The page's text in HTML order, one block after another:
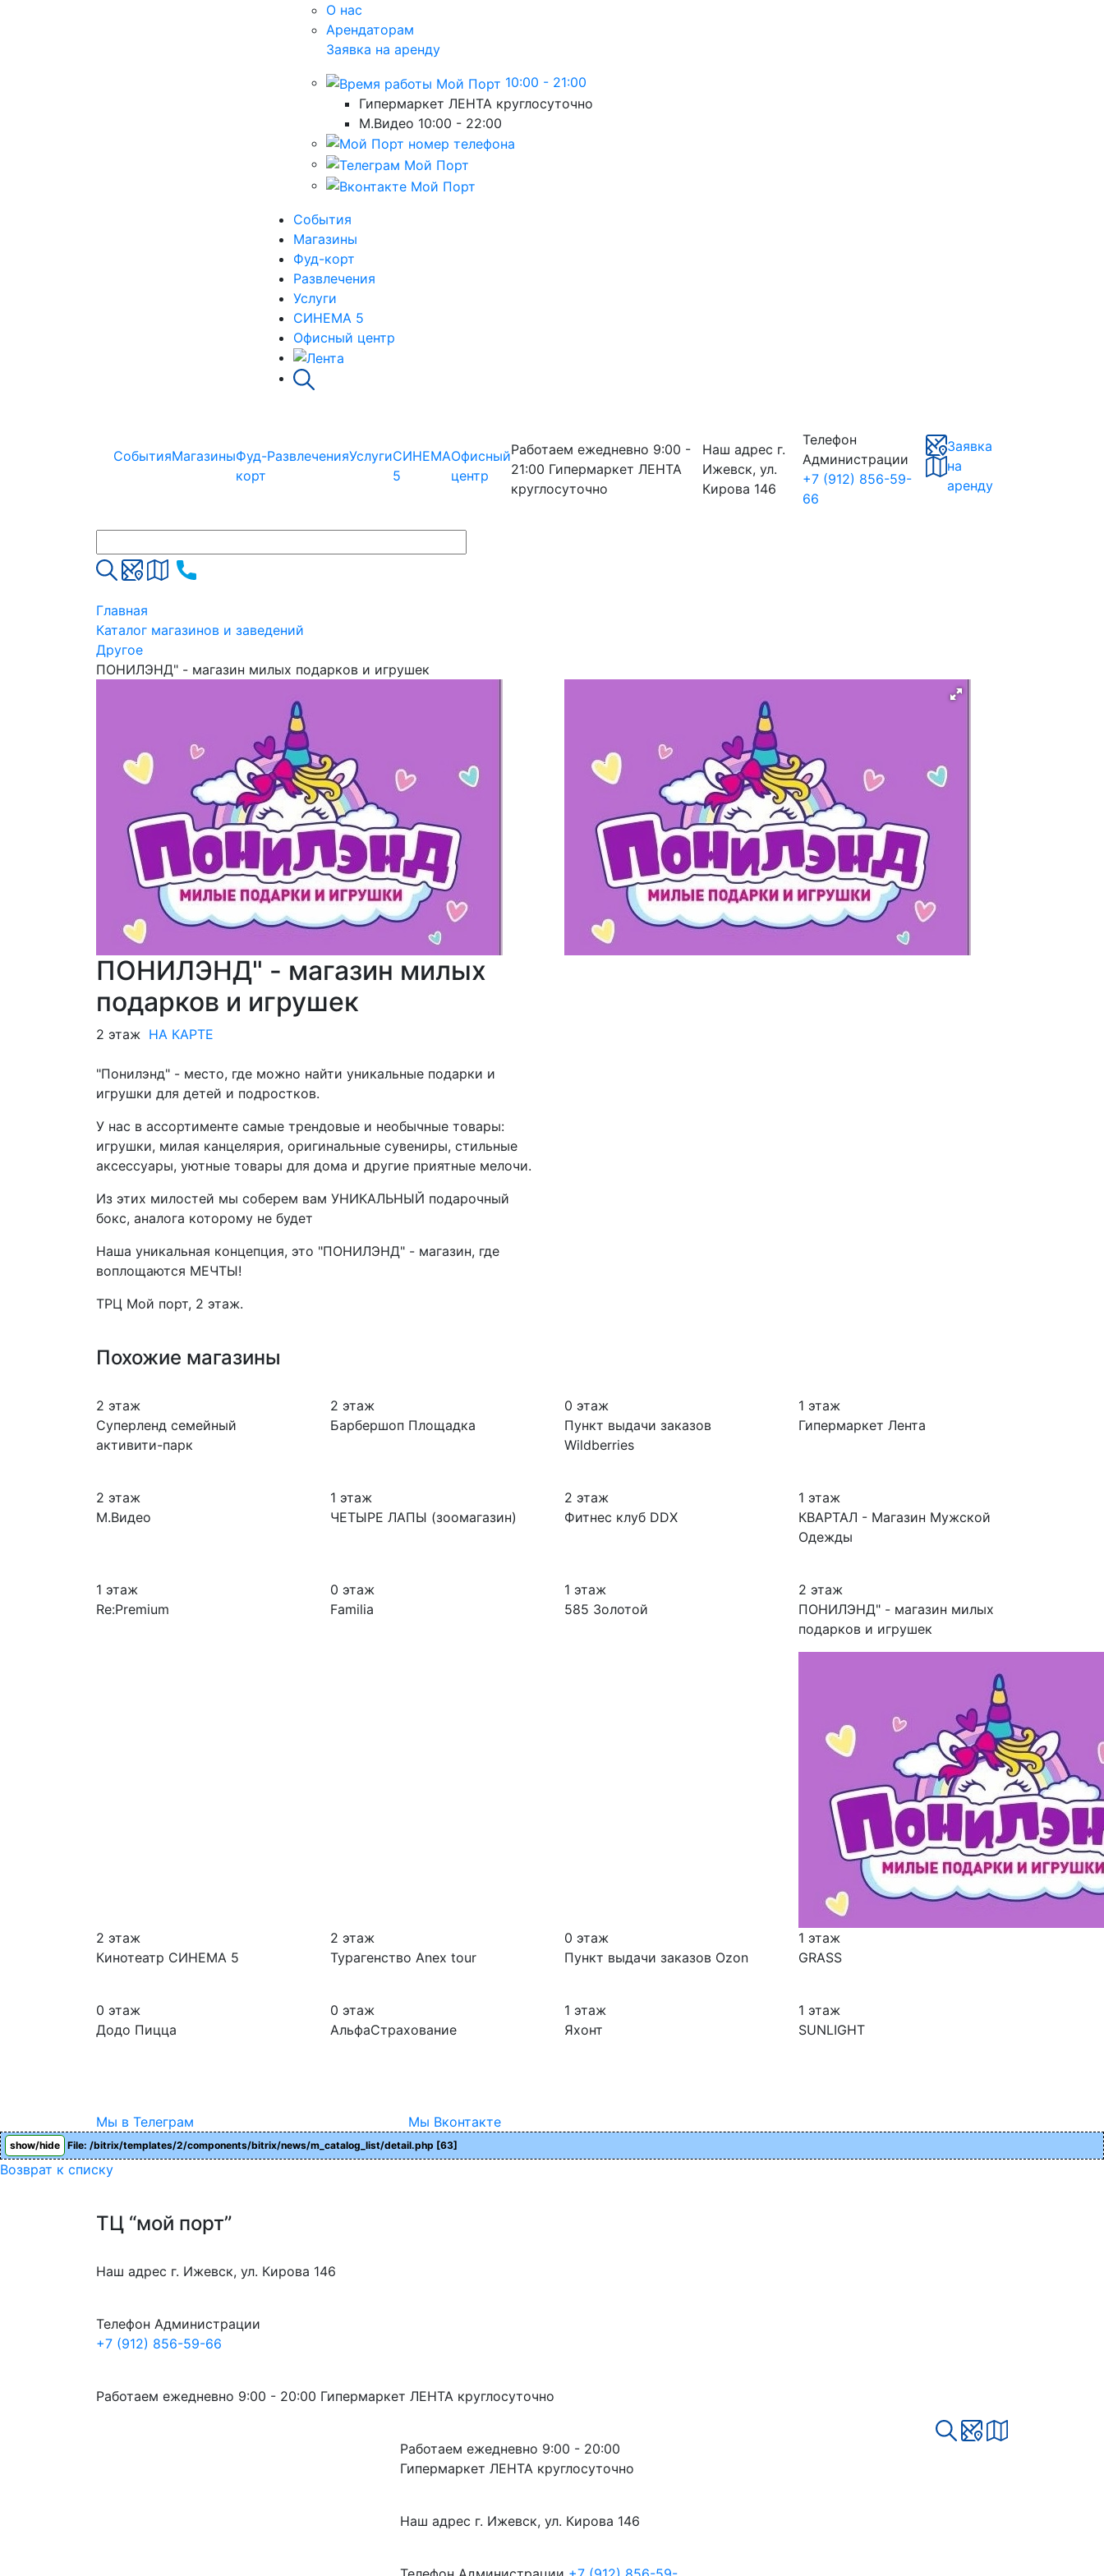
О нас
Арендаторам
Заявка на аренду
10:00 - 21:00
Гипермаркет ЛЕНТА круглосуточно
М.Видео 10:00 - 22:00
События
Магазины
Фуд-корт
Развлечения
Услуги
СИНЕМА 5
Офисный центр
СобытияМагазиныФуд-
корт
РазвлеченияУслугиСИНЕМА
5
Офисный
центр
Работаем ежедневно 9:00 -
21:00 Гипермаркет ЛЕНТА
круглосуточно
Наш адрес г.
Ижевск, ул.
Кирова 146
Телефон
Администрации
+7 (912) 856-59-
66
Заявка
на
аренду
Главная
Каталог магазинов и заведений
Другое
ПОНИЛЭНД" - магазин милых подарков и игрушек
ПОНИЛЭНД" - магазин милых
подарков и игрушек
2 этаж НА КАРТЕ
"Понилэнд" - место, где можно найти уникальные подарки и
игрушки для детей и подростков.
У нас в ассортименте самые трендовые и необычные товары:
игрушки, милая канцелярия, оригинальные сувениры, стильные
аксессуары, уютные товары для дома и другие приятные мелочи.
Из этих милостей мы соберем вам УНИКАЛЬНЫЙ подарочный
бокс, аналога которому не будет
Наша уникальная концепция, это "ПОНИЛЭНД" - магазин, где
воплощаются МЕЧТЫ!
ТРЦ Мой порт, 2 этаж.
Похожие магазины
2 этаж
Суперленд семейный
активити-парк
2 этаж
Барбершоп Площадка
0 этаж
Пункт выдачи заказов
Wildberries
1 этаж
Гипермаркет Лента
2 этаж
М.Видео
1 этаж
ЧЕТЫРЕ ЛАПЫ (зоомагазин)
2 этаж
Фитнес клуб DDX
1 этаж
КВАРТАЛ - Магазин Мужской
Одежды
1 этаж
Re:Premium
0 этаж
Familia
1 этаж
585 Золотой
2 этаж
ПОНИЛЭНД" - магазин милых
подарков и игрушек
2 этаж
Кинотеатр СИНЕМА 5
2 этаж
Турагенство Anex tour
0 этаж
Пункт выдачи заказов Ozon
1 этаж
GRASS
0 этаж
Додо Пицца
0 этаж
АльфаСтрахование
1 этаж
Яхонт
1 этаж
SUNLIGHT
Мы в Телеграм Мы Вконтакте
show/hide File: /bitrix/templates/2/components/bitrix/news/m_catalog_list/detail.php [63]
Возврат к списку
ТЦ “мой порт”
Наш адрес г. Ижевск, ул. Кирова 146
Телефон Администрации
+7 (912) 856-59-66
Работаем ежедневно 9:00 - 20:00 Гипермаркет ЛЕНТА круглосуточно
Работаем ежедневно 9:00 - 20:00
Гипермаркет ЛЕНТА круглосуточно
Наш адрес г. Ижевск, ул. Кирова 146